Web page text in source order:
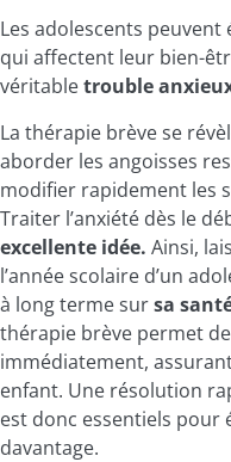
Les adolescents peuvent
qui affectent leur bien-
véritabletrouble
La thérapie brève se
aborder les angoisses
modifier rapidement les
Traiter l’anxiété dès le
excellente idée. Ainsi,
l’année scolaire d’un
à long terme sursa
thérapie brève permet
immédiatement,
enfant. Une résolution
est donc essentiels pour
davantage.